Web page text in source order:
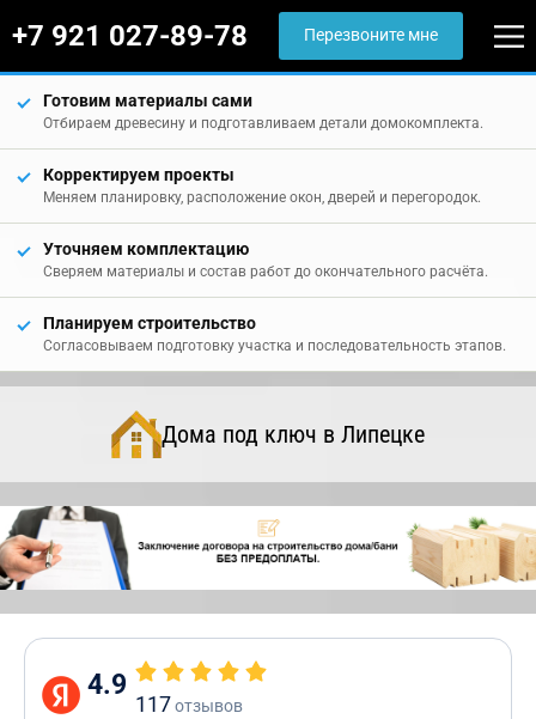
+7 921 027-89-78 Перезвоните мне
Готовим материалы сами
Отбираем древесину и подготавливаем детали домокомплекта.
Корректируем проекты
Меняем планировку, расположение окон, дверей и перегородок.
Уточняем комплектацию
Сверяем материалы и состав работ до окончательного расчёта.
Планируем строительство
Согласовываем подготовку участка и последовательность этапов.
Дома под ключ в Липецке
4.9
117отзывов